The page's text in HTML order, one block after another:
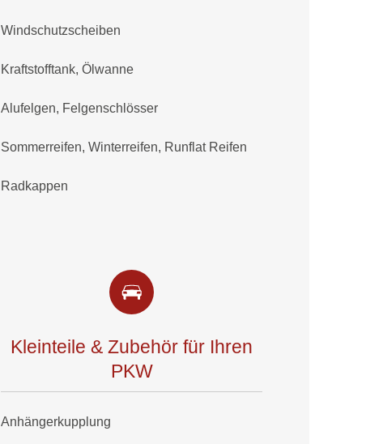
Windschutzscheiben
Kraftstofftank, Ölwanne
Alufelgen, Felgenschlösser
Sommerreifen, Winterreifen, Runflat Reifen
Radkappen
Kleinteile & Zubehör für Ihren
PKW
Anhängerkupplung